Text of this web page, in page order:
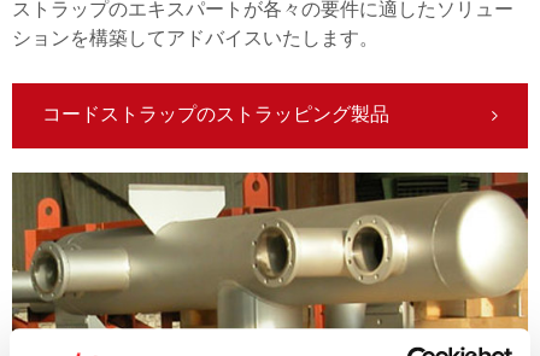
ストラップのエキスパートが各々の要件に適したソリュー
ションを構築してアドバイスいたします。
コードストラップのストラッピング製品